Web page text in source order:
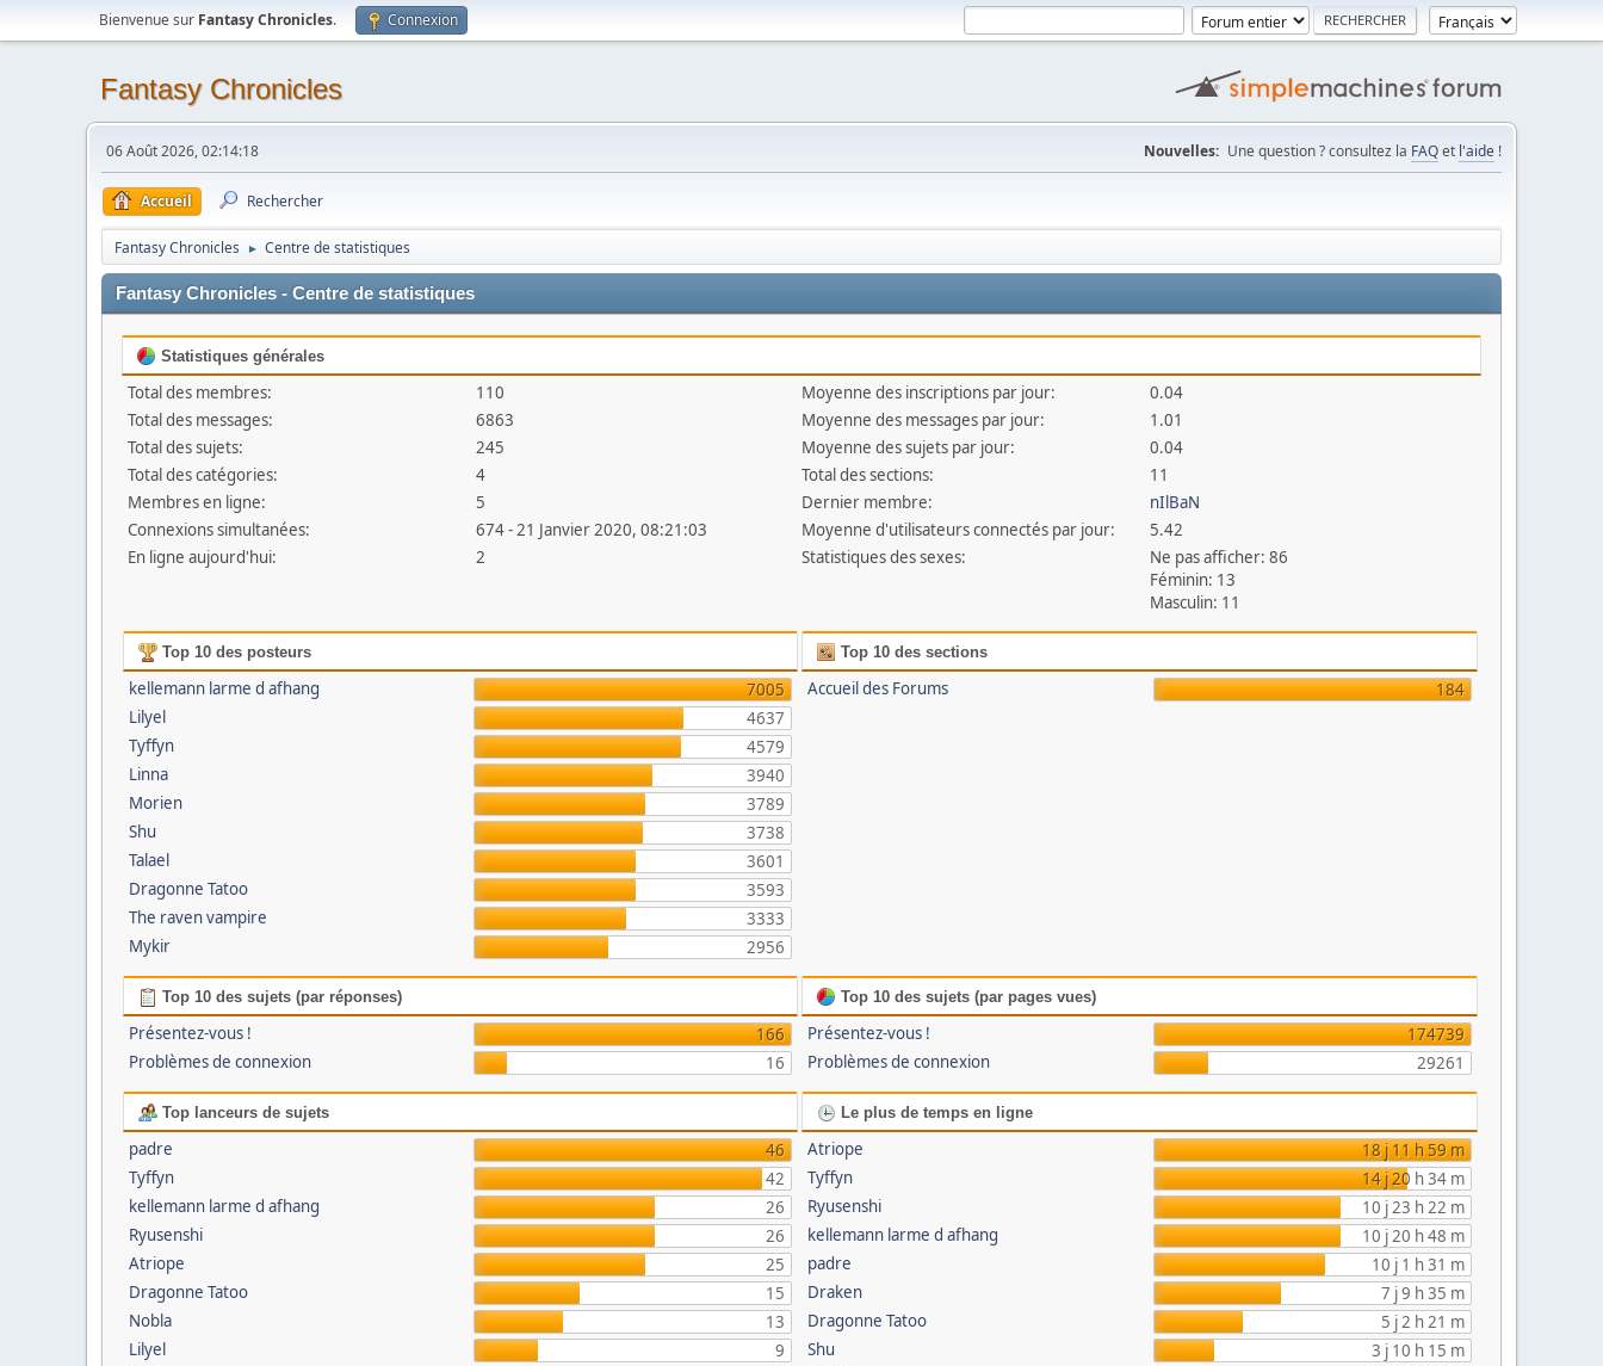
Bienvenue sur Fantasy Chronicles. Connexion
Fantasy Chronicles
06 Août 2026, 02:14:18 Nouvelles: Une question ? consultez la FAQet l'aide !
Accueil Rechercher
Fantasy Chronicles ► Centre de statistiques
Fantasy Chronicles - Centre de statistiques
Statistiques générales
Total des membres:
110
Total des messages:
6863
Total des sujets:
245
Total des catégories:
4
Membres en ligne:
5
Connexions simultanées:
674 - 21 Janvier 2020, 08:21:03
En ligne aujourd'hui:
2
Moyenne des inscriptions par jour:
0.04
Moyenne des messages par jour:
1.01
Moyenne des sujets par jour:
0.04
Total des sections:
11
Dernier membre:
nIlBaN
Moyenne d'utilisateurs connectés par jour:
5.42
Statistiques des sexes:
Ne pas afficher: 86
Féminin: 13
Masculin: 11
Top 10 des posteurs
kellemann larme d afhang
7005
Lilyel
4637
Tyffyn
4579
Linna
3940
Morien
3789
Shu
3738
Talael
3601
Dragonne Tatoo
3593
The raven vampire
3333
Mykir
2956
Top 10 des sections
Accueil des Forums 184
Top 10 des sujets (par réponses)
Présentez-vous !
166
Problèmes de connexion
16
Top 10 des sujets (par pages vues)
Présentez-vous !
174739
Problèmes de connexion
29261
Top lanceurs de sujets
padre
46
Tyffyn
42
kellemann larme d afhang
26
Ryusenshi
26
Atriope
25
Dragonne Tatoo
15
Nobla
13
Lilyel
9
Le plus de temps en ligne
Atriope
18 j 11 h 59 m
Tyffyn
14 j 20 h 34 m
Ryusenshi
10 j 23 h 22 m
kellemann larme d afhang
10 j 20 h 48 m
padre
10 j 1 h 31 m
Draken
7 j 9 h 35 m
Dragonne Tatoo
5 j 2 h 21 m
Shu
3 j 10 h 15 m